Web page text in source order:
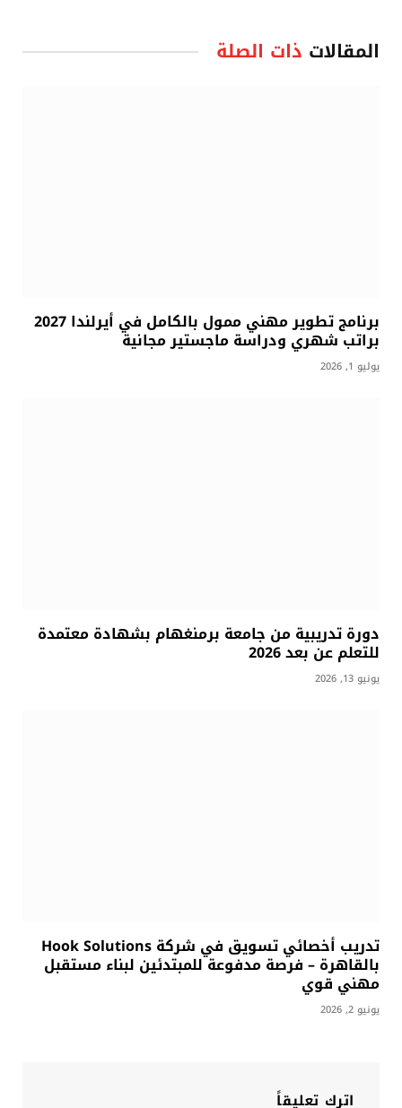
المقالات ذات الصلة
برنامج تطوير مهني ممول بالكامل في أيرلندا 2027
براتب شهري ودراسة ماجستير مجانية
يوليو 1, 2026
دورة تدريبية من جامعة برمنغهام بشهادة معتمدة
للتعلم عن بعد 2026
يونيو 13, 2026
تدريب أخصائي تسويق في شركة Hook Solutions
بالقاهرة – فرصة مدفوعة للمبتدئين لبناء مستقبل
مهني قوي
يونيو 2, 2026
اترك تعليقاً